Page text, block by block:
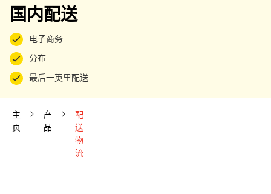
国内配送
电子商务
分布
最后一英里配送
主
页
产
品
配
送
物
流